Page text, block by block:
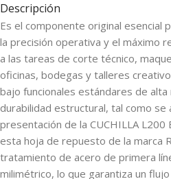
Descripción
Es el componente original esencial
la precisión operativa y el máximo
a las tareas de corte técnico,
oficinas, bodegas y talleres
bajo funcionales estándares de
durabilidad estructural, tal como se
presentación de la CUCHILLA L200
esta hoja de repuesto de la marca
tratamiento de acero de primera
milimétrico, lo que garantiza un